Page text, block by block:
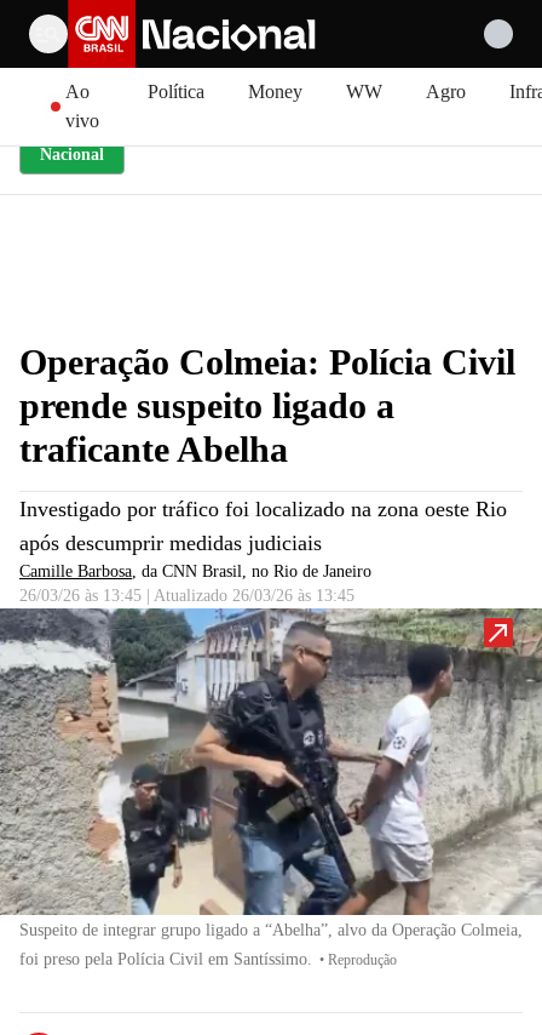
Ao
vivo
Política Money WW Agro
Nacional
Operação Colmeia: Polícia Civil
prende suspeito ligado a
traficante Abelha
Investigado por tráfico foi localizado na zona oeste Rio
após descumprir medidas judiciais
Camille Barbosa, da CNN Brasil, no Rio de Janeiro
26/03/26 às 13:45
Atualizado 26/03/26 às 13:45
Suspeito de integrar grupo ligado a “Abelha”, alvo da Operação Colmeia,
foi preso pela Polícia Civil em Santíssimo.
• Reprodução